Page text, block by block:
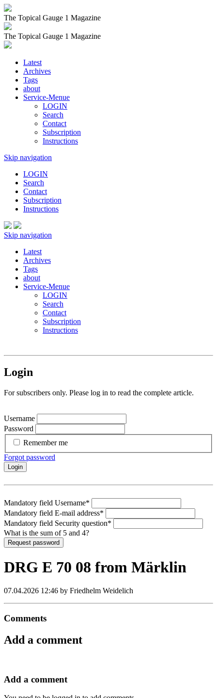
The Topical Gauge 1 Magazine
The Topical Gauge 1 Magazine
Latest
Archives
Tags
about
Service-Menue
LOGIN
Search
Contact
Subscription
Instructions
Skip navigation
LOGIN
Search
Contact
Subscription
Instructions
Skip navigation
Latest
Archives
Tags
about
Service-Menue
LOGIN
Search
Contact
Subscription
Instructions
Login
For subscribers only. Please log in to read the complete article.
Username
Password
Remember me
Forgot password
Login
Mandatory field Username*
Mandatory field E-mail address*
Mandatory field Security question*
What is the sum of 5 and 4?
Request password
DRG E 70 08 from Märklin
07.04.2026 12:46 by Friedhelm Weidelich
Comments
Add a comment
Add a comment